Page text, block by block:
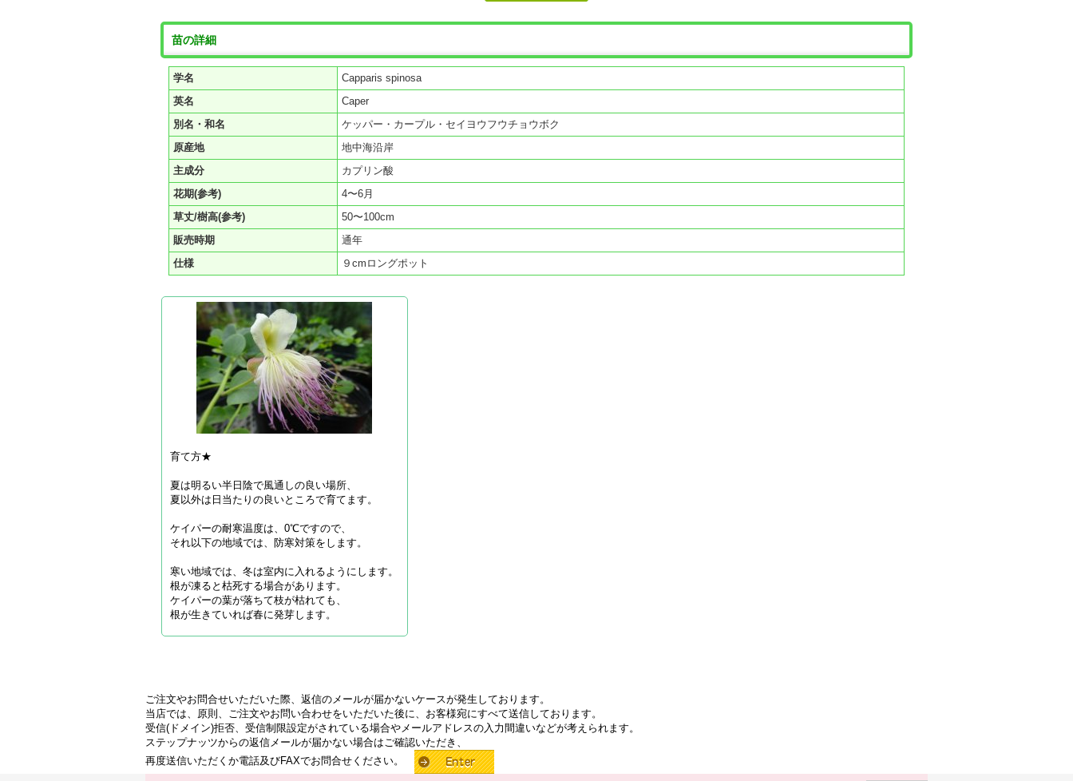
苗の詳細
学名
Capparis spinosa
英名
Caper
別名・和名
ケッパー・カープル・セイヨウフウチョウボク
原産地
地中海沿岸
主成分
カプリン酸
花期(参考)
4〜6月
草丈/樹高(参考)
50〜100cm
販売時期
通年
仕様
９cmロングポット
育て方★
夏は明るい半日陰で風通しの良い場所、
夏以外は日当たりの良いところで育てます。
ケイパーの耐寒温度は、0℃ですので、
それ以下の地域では、防寒対策をします。
寒い地域では、冬は室内に入れるようにします。
根が凍ると枯死する場合があります。
ケイパーの葉が落ちて枝が枯れても、
根が生きていれば春に発芽します。
ご注文やお問合せいただいた際、返信のメールが届かないケースが発生しております。
当店では、原則、ご注文やお問い合わせをいただいた後に、お客様宛にすべて送信しております。
受信(ドメイン)拒否、受信制限設定がされている場合やメールアドレスの入力間違いなどが考えられます。
ステップナッツからの返信メールが届かない場合はご確認いただき、
再度送信いただくか電話及びFAXでお問合せください。